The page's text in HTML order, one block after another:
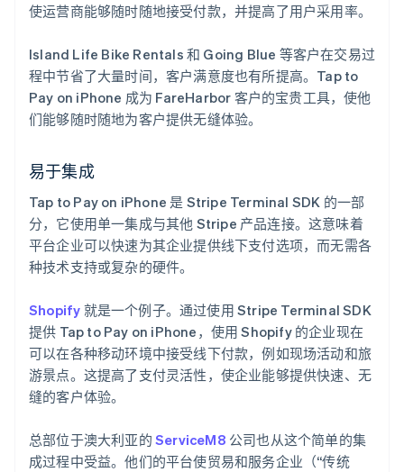
使运营商能够随时随地接受付款，并提高了用户采用率。
Island Life Bike Rentals 和 Going Blue 等客户在交易过
程中节省了大量时间，客户满意度也有所提高。Tap to
Pay on iPhone 成为 FareHarbor 客户的宝贵工具，使他
们能够随时随地为客户提供无缝体验。
易于集成
Tap to Pay on iPhone 是 Stripe Terminal SDK 的一部
分，它使用单一集成与其他 Stripe 产品连接。这意味着
平台企业可以快速为其企业提供线下支付选项，而无需各
种技术支持或复杂的硬件。
Shopify 就是一个例子。通过使用 Stripe Terminal SDK
提供 Tap to Pay on iPhone，使用 Shopify 的企业现在
可以在各种移动环境中接受线下付款，例如现场活动和旅
游景点。这提高了支付灵活性，使企业能够提供快速、无
缝的客户体验。
总部位于澳大利亚的 ServiceM8 公司也从这个简单的集
成过程中受益。他们的平台使贸易和服务企业（“传统